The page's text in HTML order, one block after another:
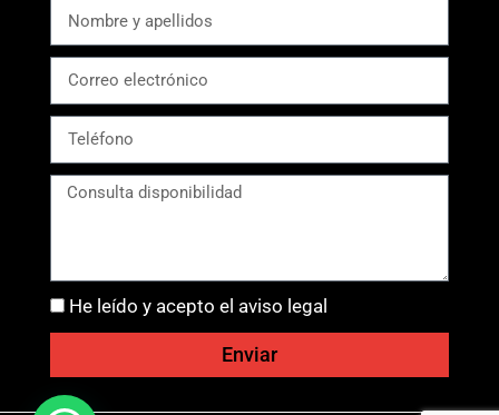
He leído y acepto el aviso legal
Enviar